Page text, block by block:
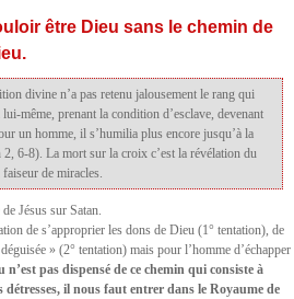
être Dieu sans le chemin de
divine n’a pas retenu jalousement le rang qui
même, prenant la condition d’esclave, devenant
un homme, il s’humilia plus encore jusqu’à la
6-8). La mort sur la croix c’est la révélation du
de miracles.
Jésus sur Satan.
de s’approprier les dons de Dieu (1° tentation), de
» (2° tentation) mais pour l’homme d’échapper
n’est pas dispensé de ce chemin qui consiste à
il nous faut entrer dans le Royaume de